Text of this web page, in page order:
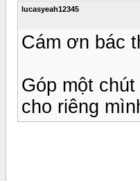
lucasyeah12345
Cám ơn bác
Góp một
cho riêng